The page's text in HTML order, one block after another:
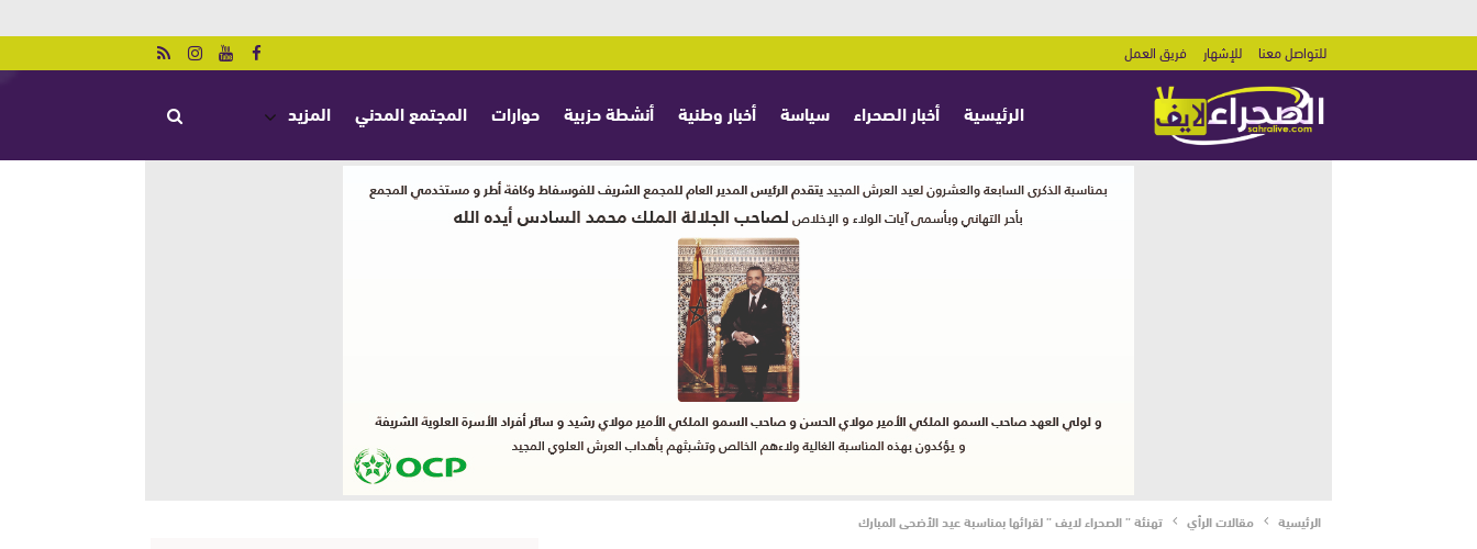
للتواصل معنا للإشهار فريق العمل
الرئيسية أخبار الصحراء سياسة أخبار وطنية أنشطة حزبية حوارات المجتمع المدني المزيد
الرئيسية مقالات الرأي تهنئة ” الصحراء لايف ” لقرائها بمناسبة عيد الأضحى المبارك